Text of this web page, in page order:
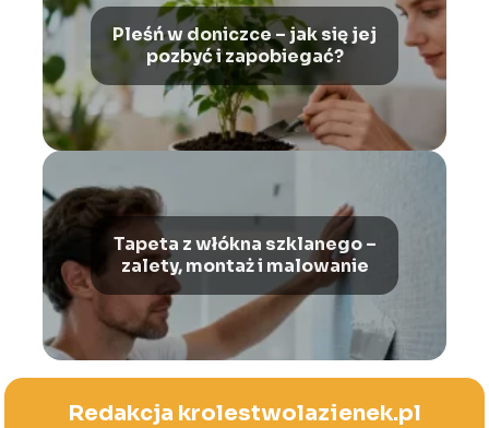
Pleśń w doniczce – jak się jej
pozbyć i zapobiegać?
Tapeta z włókna szklanego –
zalety, montaż i malowanie
Redakcja krolestwolazienek.pl